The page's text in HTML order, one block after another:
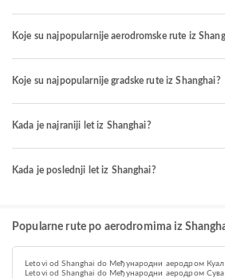
Koje su najpopularnije aerodromske rute iz
Koje su najpopularnije gradske rute iz Shanghai?
Kada je najraniji let iz Shanghai?
Kada je poslednji let iz Shanghai?
Popularne rute po aerodromima iz
Letovi od Shanghai do Међународни аеродром
Letovi od Shanghai do Међународни аеродром